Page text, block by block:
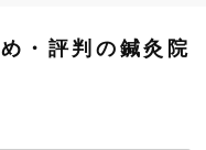
・評判の鍼灸院